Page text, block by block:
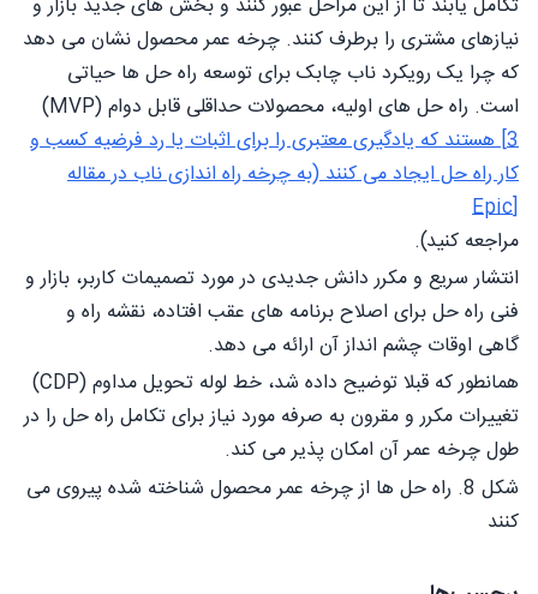
تکامل یابند تا از این مراحل عبور کنند و بخش های جدید بازار و
نیازهای مشتری را برطرف کنند. چرخه عمر محصول نشان می دهد
که چرا یک رویکرد ناب چابک برای توسعه راه حل ها حیاتی
است. راه حل های اولیه، محصولات حداقلی قابل دوام (MVP)
3] هستند که یادگیری معتبری را برای اثبات یا رد فرضیه کسب و
کار راه حل ایجاد می کنند (به چرخه راه اندازی ناب در مقاله
[Epic
مراجعه کنید).
انتشار سریع و مکرر دانش جدیدی در مورد تصمیمات کاربر، بازار و
فنی راه حل برای اصلاح برنامه های عقب افتاده، نقشه راه و
گاهی اوقات چشم انداز آن ارائه می دهد.
همانطور که قبلا توضیح داده شد، خط لوله تحویل مداوم (CDP)
تغییرات مکرر و مقرون به صرفه مورد نیاز برای تکامل راه حل را در
طول چرخه عمر آن امکان پذیر می کند.
شکل 8. راه حل ها از چرخه عمر محصول شناخته شده پیروی می
کنند